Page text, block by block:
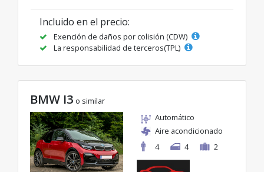
Incluido en el precio:
Exención de daños por colisión (CDW)
La responsabilidad de terceros(TPL)
BMW I3 o similar
Automático
Aire acondicionado
4
4 2